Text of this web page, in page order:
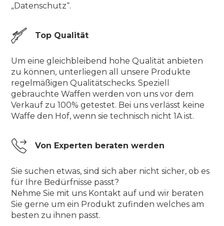
„Datenschutz“.
Top Qualität
Um eine gleichbleibend hohe Qualität anbieten
zu können, unterliegen all unsere Produkte
regelmäßigen Qualitätschecks. Speziell
gebrauchte Waffen werden von uns vor dem
Verkauf zu 100% getestet. Bei uns verlässt keine
Waffe den Hof, wenn sie technisch nicht 1A ist.
Von Experten beraten werden
Sie suchen etwas, sind sich aber nicht sicher, ob es
für Ihre Bedürfnisse passt?
Nehme Sie mit uns Kontakt auf und wir beraten
Sie gerne um ein Produkt zufinden welches am
besten zu ihnen passt.